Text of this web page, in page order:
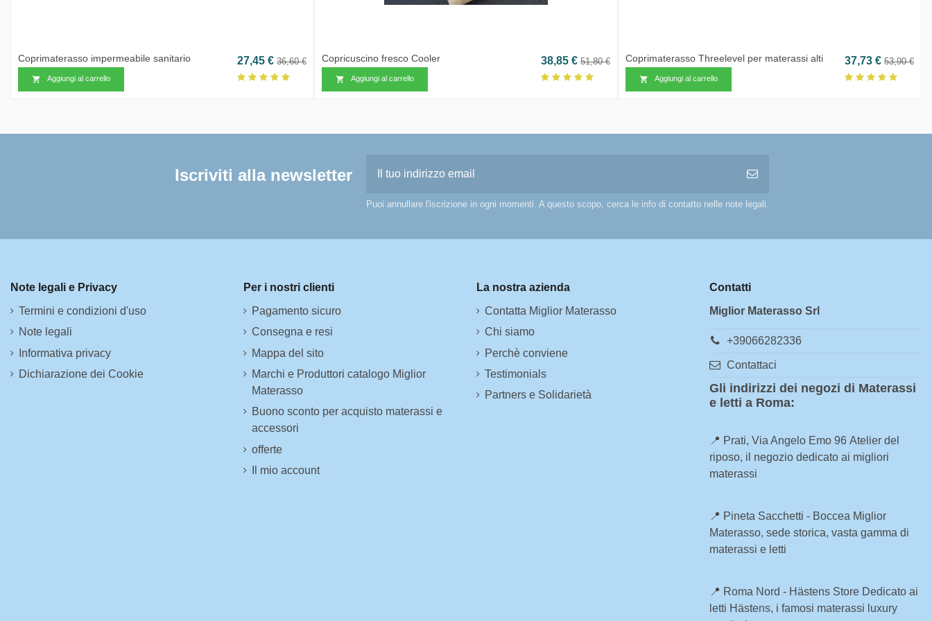
Coprimaterasso impermeabile sanitario
 Aggiungi al carrello
Prezzo
27,45 € Prezzo base
36,60 € Copricuscino fresco Cooler
 Aggiungi al carrello
Prezzo
38,85 € Prezzo base
51,80 € Coprimaterasso Threelevel per materassi alti
 Aggiungi al carrello
Prezzo
37,73 € Prezzo
53,90 €
Iscriviti alla newsletter
Puoi annullare l'iscrizione in ogni momenti. A questo scopo, cerca le info di contatto nelle note legali.
Note legali e Privacy
Termini e condizioni d'uso
Note legali
Informativa privacy
Dichiarazione dei Cookie
Per i nostri clienti
Pagamento sicuro
Consegna e resi
Mappa del sito
Marchi e Produttori catalogo Miglior
Materasso
Buono sconto per acquisto materassi e
accessori
offerte
Il mio account
La nostra azienda
Contatta Miglior Materasso
Chi siamo
Perchè conviene
Testimonials
Partners e Solidarietà
Contatti
Miglior Materasso Srl
+39066282336
Contattaci
Gli indirizzi dei negozi di Materassi
e letti a Roma:
📍 Prati, Via Angelo Emo 96 Atelier del
riposo, il negozio dedicato ai migliori
materassi
📍 Pineta Sacchetti - Boccea Miglior
Materasso, sede storica, vasta gamma di
materassi e letti
📍 Roma Nord - Hästens Store Dedicato ai
letti Hästens, i famosi materassi luxury